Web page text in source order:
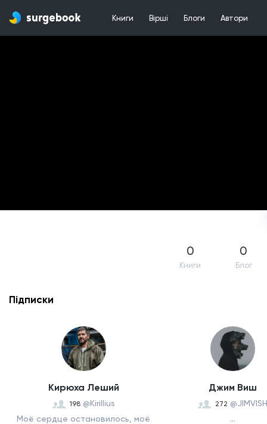
Книги Вірші Блоги Автори
0
Книги
0
Блог
Підписки
Кирюха Леший
198 @Kirillius
Моё сердце остановилось, моё
Джим Виш
272 @JIMVISH
...